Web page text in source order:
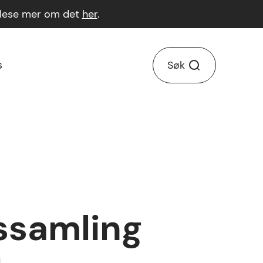
mer om det her.
Søk